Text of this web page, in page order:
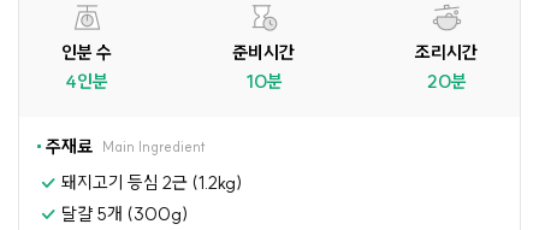
인분 수
4인분
준비시간
10분
조리시간
20분
주재료 Main Ingredient
돼지고기 등심 2근 (1.2kg)
달걀 5개 (300g)